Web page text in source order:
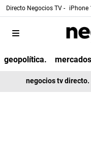
Directo Negocios TV - iPhone
geopolítica.
negocios tv directo.